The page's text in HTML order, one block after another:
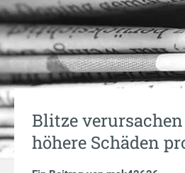
Blitze
höhere Schäden